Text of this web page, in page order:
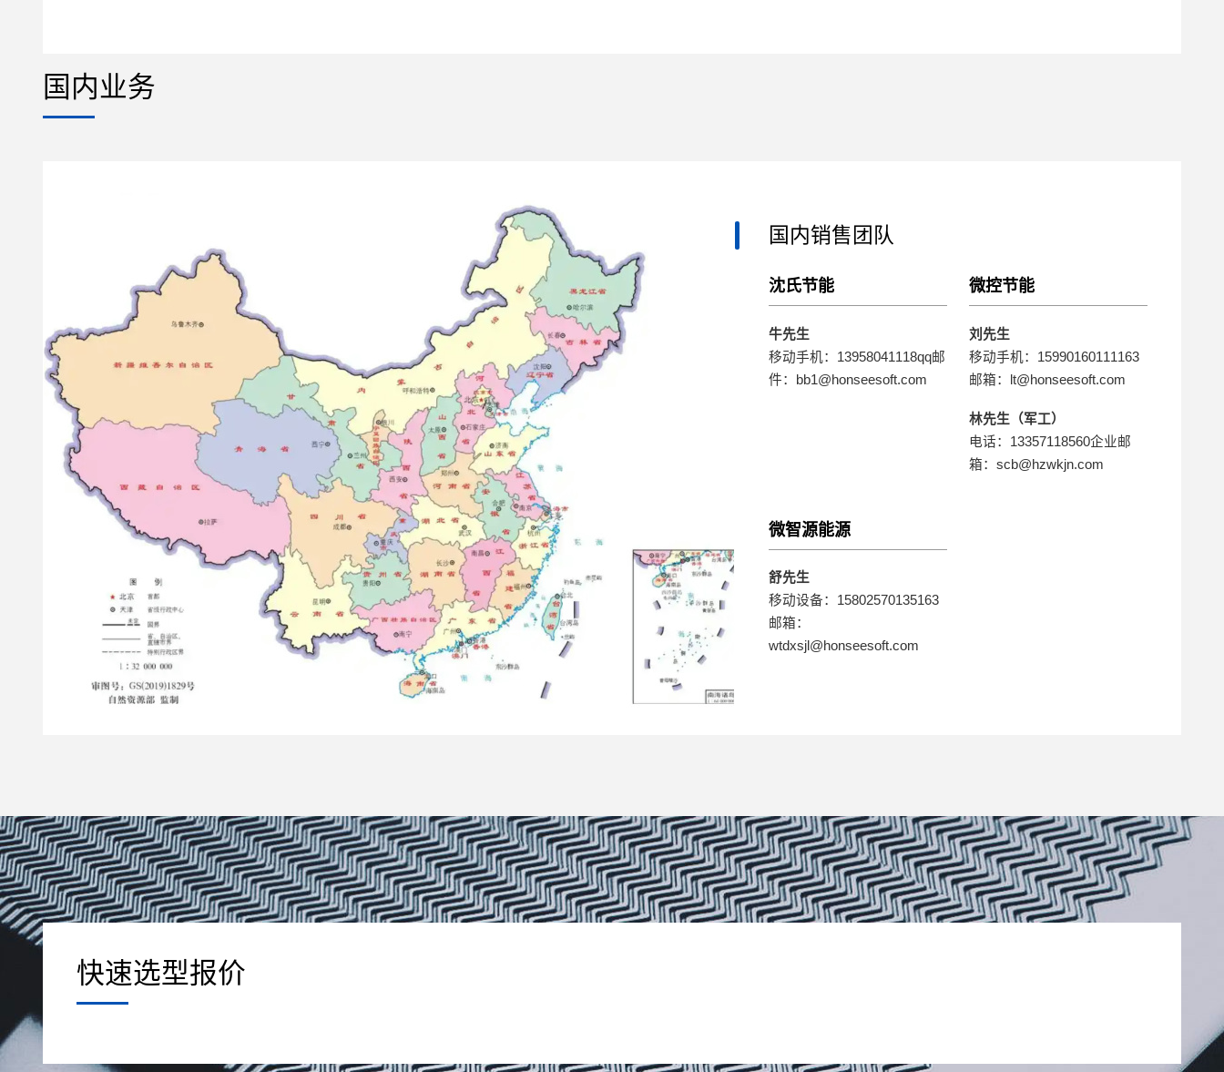
国内业务
国内销售团队
沈氏节能
牛先生
移动手机：13958041118qq邮
件：bb1@honseesoft.com
微控节能
刘先生
移动手机：15990160111163
邮箱：lt@honseesoft.com
林先生（军工）
电话：13357118560企业邮
箱：scb@hzwkjn.com
微智源能源
舒先生
移动设备：15802570135163
邮箱：
wtdxsjl@honseesoft.com
快速选型报价